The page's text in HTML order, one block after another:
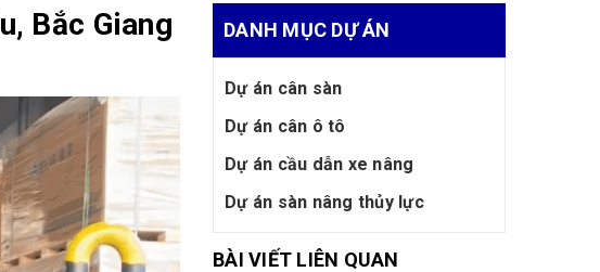
Bắc Giang DANH MỤC DỰ ÁN
Dự án cân sàn
Dự án cân ô tô
Dự án cầu dẫn xe nâng
Dự án sàn nâng thủy lực
BÀI VIẾT LIÊN QUAN